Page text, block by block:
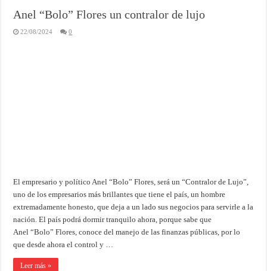
Anel “Bolo” Flores un contralor de lujo
22/08/2024 0
El empresario y político Anel “Bolo” Flores, será un “Contralor de Lujo”,
uno de los empresarios más brillantes que tiene el país, un hombre
extremadamente honesto, que deja a un lado sus negocios para servirle a la
nación. El país podrá dormir tranquilo ahora, porque sabe que
Anel “Bolo” Flores, conoce del manejo de las finanzas públicas, por lo
que desde ahora el control y …
Leer más »